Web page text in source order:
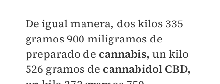
De igual manera, dos kilos 335
gramos 900 miligramos de
preparado de cannabis, un kilo
526 gramos de cannabidol CBD,